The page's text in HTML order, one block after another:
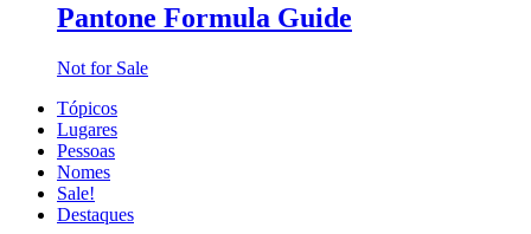
Pantone Formula Guide
Not for Sale
Tópicos
Lugares
Pessoas
Nomes
Sale!
Destaques